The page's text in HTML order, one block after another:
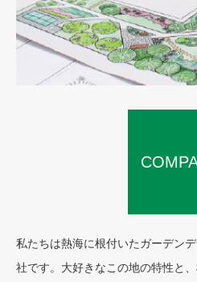
私たちは熱海に根付いたガーデン
社です。大好きなこの地の特性と